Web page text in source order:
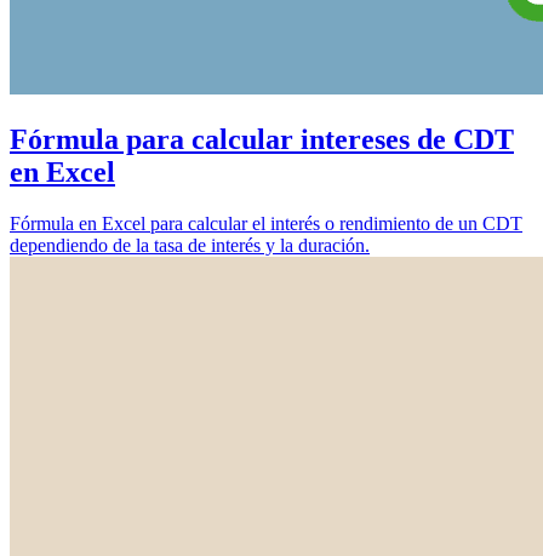
Fórmula para calcular intereses de CDT
en Excel
Fórmula en Excel para calcular el interés o rendimiento de un CDT
dependiendo de la tasa de interés y la duración.